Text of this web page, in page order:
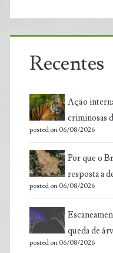
Recentes
Ação
criminosas
posted on 06/08/2026
Por que o
resposta a
posted on 06/08/2026
queda de
posted on 06/08/2026